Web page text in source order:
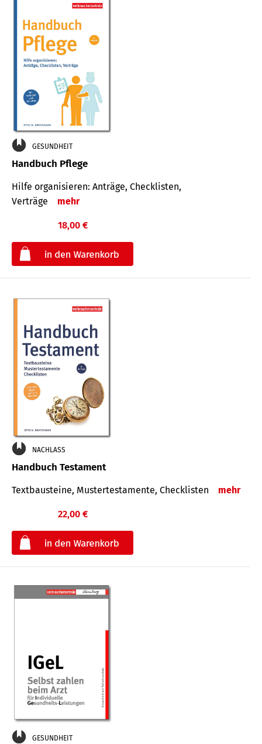
GESUNDHEIT
Handbuch Pflege
Hilfe organisieren: Anträge, Checklisten,
Verträge
mehr
18,00 €
NACHLASS
Handbuch Testament
Textbausteine, Mustertestamente, Checklisten mehr
22,00 €
GESUNDHEIT